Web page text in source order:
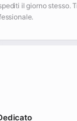
il giorno stesso.